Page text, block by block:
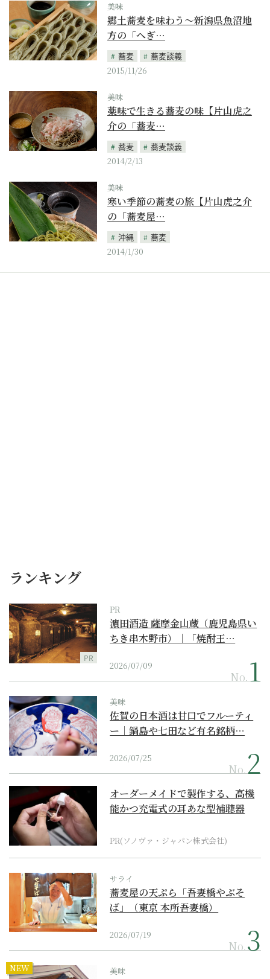
美味
郷土蕎麦を味わう～新潟県魚沼地
方の「へぎ…
蕎麦
蕎麦談義
2015/11/26
美味
薬味で生きる蕎麦の味【片山虎之
介の「蕎麦…
蕎麦
蕎麦談義
2014/2/13
美味
寒い季節の蕎麦の旅【片山虎之介
の「蕎麦屋…
沖縄
蕎麦
2014/1/30
ランキング
PR
PR
濵田酒造 薩摩金山蔵（鹿児島県い
ちき串木野市）｜「焼酎王…
2026/07/09
No.
美味
佐賀の日本酒は甘口でフルーティ
ー｜鍋島や七田など有名銘柄…
2026/07/25
No.
オーダーメイドで製作する、高機
能かつ充電式の耳あな型補聴器
PR(ソノヴァ・ジャパン株式会社)
サライ
蕎麦屋の天ぷら「吾妻橋やぶそ
ば」（東京 本所吾妻橋）
2026/07/19
No.
NEW 美味